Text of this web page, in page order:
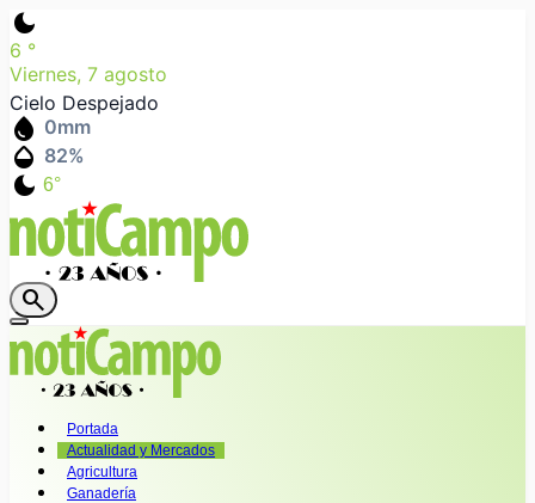
dark_mode
6 °
Viernes, 7 agosto
Cielo Despejado
water_drop 0mm
humidity_mid 82%
dark_mode 6°
search
Portada
Actualidad y Mercados
Agricultura
Ganadería